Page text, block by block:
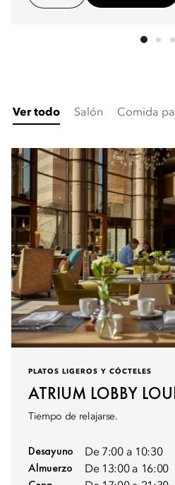
Ver todo Salón Comida
PLATOS LIGEROS Y CÓCTELES
ATRIUM LOBBY
Tiempo de relajarse.
Desayuno De 7:00 a 10:30
Almuerzo De 13:00 a 16:00